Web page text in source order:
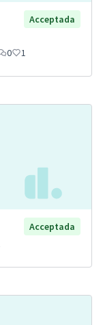
Acceptada
0 1
Acceptada